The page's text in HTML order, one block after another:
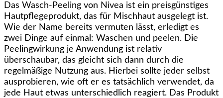
Das Wasch-Peeling von Nivea ist ein preisgünstiges
Hautpflegeprodukt, das für Mischhaut ausgelegt ist.
Wie der Name bereits vermuten lässt, erledigt es
zwei Dinge auf einmal: Waschen und peelen. Die
Peelingwirkung je Anwendung ist relativ
überschaubar, das gleicht sich dann durch die
regelmäßige Nutzung aus. Hierbei sollte jeder selbst
ausprobieren, wie oft er es tatsächlich verwendet, da
jede Haut etwas unterschiedlich reagiert. Das Produkt